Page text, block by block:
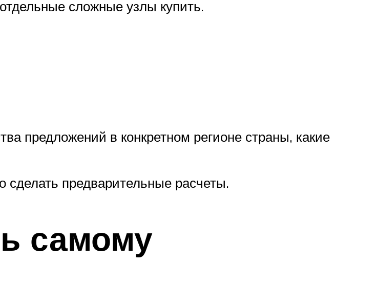
сложные узлы купить.
предложений в конкретном регионе страны, какие
предварительные расчеты.
самому